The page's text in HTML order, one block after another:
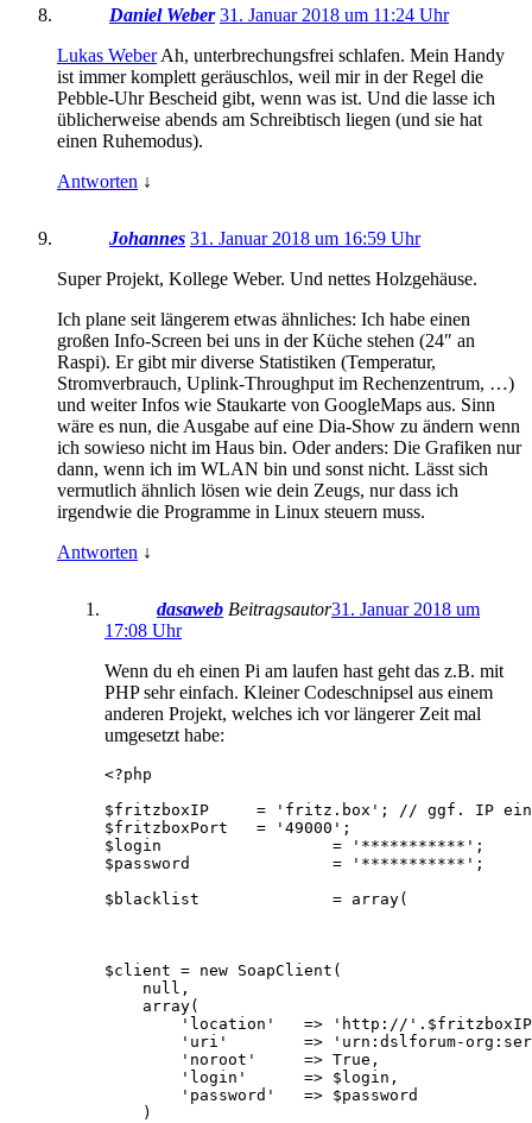
Daniel Weber 31. Januar 2018 um 11:24 Uhr
Lukas WeberAh, unterbrechungsfrei schlafen. Mein Handy
ist immer komplett geräuschlos, weil mir in der Regel die
Pebble-Uhr Bescheid gibt, wenn was ist. Und die lasse ich
üblicherweise abends am Schreibtisch liegen (und sie hat
einen Ruhemodus).
Antworten ↓
Johannes 31. Januar 2018 um 16:59 Uhr
Super Projekt, Kollege Weber. Und nettes Holzgehäuse.
Ich plane seit längerem etwas ähnliches: Ich habe einen
großen Info-Screen bei uns in der Küche stehen (24″ an
Raspi). Er gibt mir diverse Statistiken (Temperatur,
Stromverbrauch, Uplink-Throughput im Rechenzentrum, …)
und weiter Infos wie Staukarte von GoogleMaps aus. Sinn
wäre es nun, die Ausgabe auf eine Dia-Show zu ändern wenn
ich sowieso nicht im Haus bin. Oder anders: Die Grafiken nur
dann, wenn ich im WLAN bin und sonst nicht. Lässt sich
vermutlich ähnlich lösen wie dein Zeugs, nur dass ich
irgendwie die Programme in Linux steuern muss.
Antworten ↓
dasaweb Beitragsautor31. Januar 2018 um
17:08 Uhr
Wenn du eh einen Pi am laufen hast geht das z.B. mit
PHP sehr einfach. Kleiner Codeschnipsel aus einem
anderen Projekt, welches ich vor längerer Zeit mal
umgesetzt habe:
<?php
$fritzboxIP 	= 'fritz.box'; // ggf. IP eintragen
$fritzboxPort 	= '49000';
$login 			= '***********';
$password 		= '***********';
$blacklist		= array(
$client = new SoapClient(
    null,
    array(
'location'   => 'http://
'uri'        => 'urn:dslforum-
        'noroot'     => True,
        'login'      => $login,
        'password'   => $password
    )